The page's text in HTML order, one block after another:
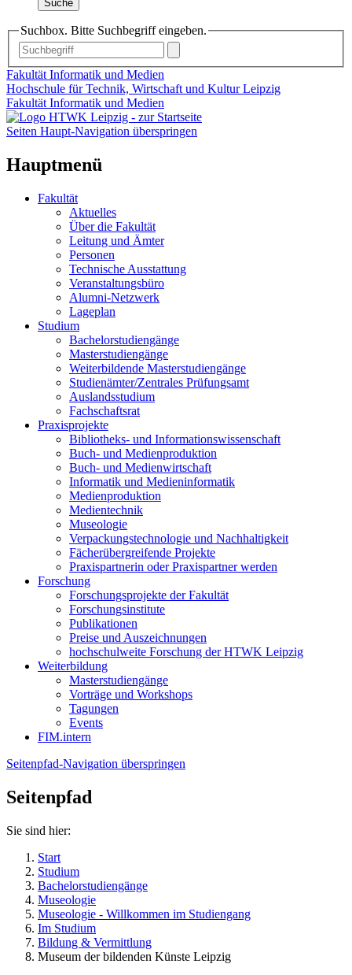
Suche
Suchbox. Bitte Suchbegriff eingeben.
Fakultät Informatik und Medien
Hochschule für Technik, Wirtschaft und Kultur Leipzig
Fakultät Informatik und Medien
Seiten Haupt-Navigation überspringen
Hauptmenü
Fakultät
Aktuelles
Über die Fakultät
Leitung und Ämter
Personen
Technische Ausstattung
Veranstaltungsbüro
Alumni-Netzwerk
Lageplan
Studium
Bachelorstudiengänge
Masterstudiengänge
Weiterbildende Masterstudiengänge
Studienämter/Zentrales Prüfungsamt
Auslandsstudium
Fachschaftsrat
Praxisprojekte
Bibliotheks- und Informationswissenschaft
Buch- und Medienproduktion
Buch- und Medienwirtschaft
Informatik und Medieninformatik
Medienproduktion
Medientechnik
Museologie
Verpackungstechnologie und Nachhaltigkeit
Fächerübergreifende Projekte
Praxispartnerin oder Praxispartner werden
Forschung
Forschungsprojekte der Fakultät
Forschungsinstitute
Publikationen
Preise und Auszeichnungen
hochschulweite Forschung der HTWK Leipzig
Weiterbildung
Masterstudiengänge
Vorträge und Workshops
Tagungen
Events
FIM.intern
Seitenpfad-Navigation überspringen
Seitenpfad
Sie sind hier:
Start
Studium
Bachelorstudiengänge
Museologie
Museologie - Willkommen im Studiengang
Im Studium
Bildung & Vermittlung
Museum der bildenden Künste Leipzig